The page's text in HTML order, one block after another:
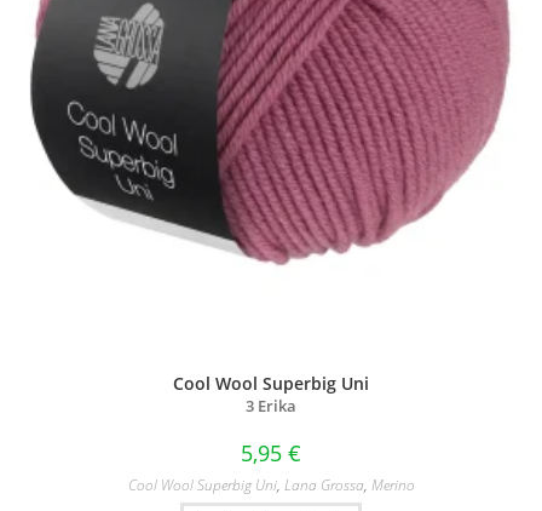
Cool Wool Superbig Uni
3 Erika
5,95 €
Cool Wool Superbig Uni, Lana Grossa, Merino